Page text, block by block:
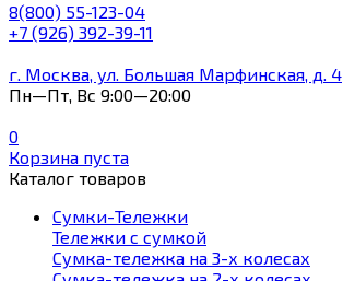
8(800) 55-123-04
+7 (926) 392-39-11
г. Москва, ул. Большая Марфинская, д. 4
Пн—Пт, Вс 9:00—20:00
0
Корзина пуста
Каталог товаров
Сумки-Тележки
Тележки с сумкой
Сумка-тележка на 3-х колесах